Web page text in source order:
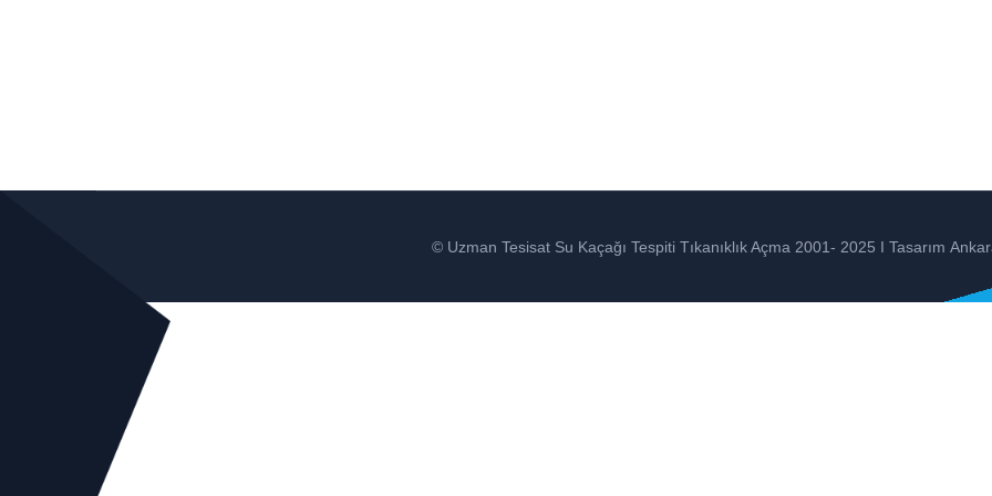
© Uzman Tesisat Su Kaçağı Tespiti Tıkanıklık Açma 2001- 2025 I Tasarım